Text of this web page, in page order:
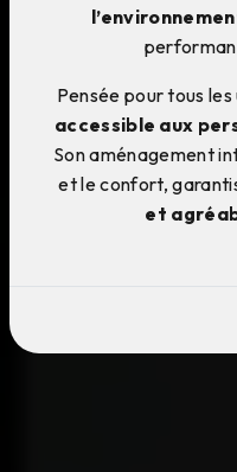
Pensée pour tous
accessible aux
Son aménagement
et le confort,
et